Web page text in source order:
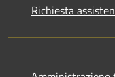
Richiesta